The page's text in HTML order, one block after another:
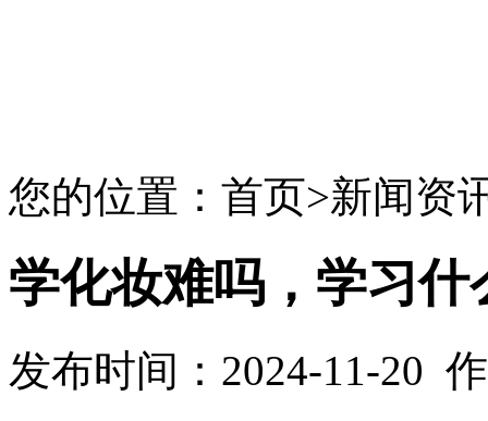
您的位置：首页>新闻资
学化妆难吗，学习
发布时间：2024-11-20